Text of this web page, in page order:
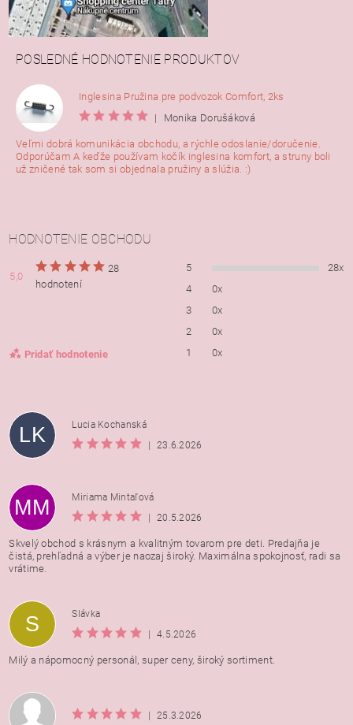
POSLEDNÉ HODNOTENIE PRODUKTOV
Inglesina Pružina pre podvozok Comfort, 2ks
|
Monika Dorušáková
Veľmi dobrá komunikácia obchodu, a rýchle odoslanie/doručenie.
Odporúčam A keďže používam kočík inglesina komfort, a struny boli
už zničené tak som si objednala pružiny a slúžia. :)
HODNOTENIE OBCHODU
5,0
28
hodnotení
Pridať hodnotenie
5
28x
4
0x
3
0x
2
0x
1
0x
Vložením hodnotenie súhlasíte s
osobných údajov
LK
Lucia Kochanská
23.6.2026
MM
Miriama Mintaľová
20.5.2026
Skvelý obchod s krásnym a kvalitným tovarom pre deti. Predajňa je
čistá, prehľadná a výber je naozaj široký. Maximálna spokojnosť, radi sa
vrátime.
S
Slávka
4.5.2026
Milý a nápomocný personál, super ceny, široký sortiment.
25.3.2026